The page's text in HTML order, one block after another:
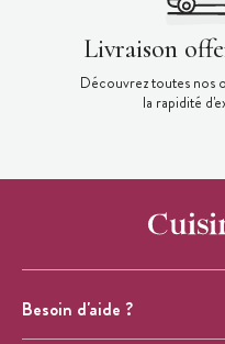
Livraison
Découvrez toutes nos
la rapidité
Besoin d'aide ?